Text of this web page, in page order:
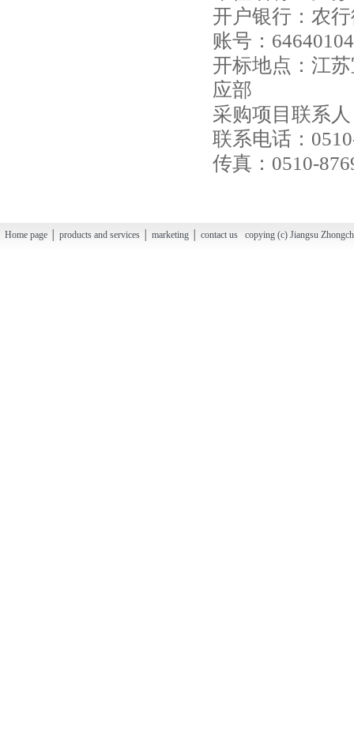
开户银行：农
账号：
开标地点：江
应部
采购项目联系
联系电话：
传真：0510-
Home page │ products and services │ marketing │ contact us copying (c) Jiangsu